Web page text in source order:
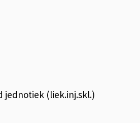
jednotiek (liek.inj.skl.)